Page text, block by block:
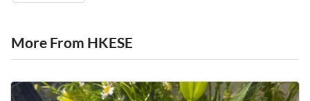
More From HKESE